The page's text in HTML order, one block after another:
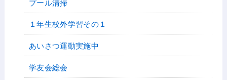
プール清掃
１年生校外学習その１
あいさつ運動実施中
学友会総会